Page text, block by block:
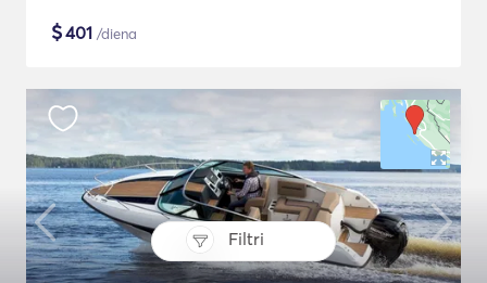
Filtri
$401 /diena